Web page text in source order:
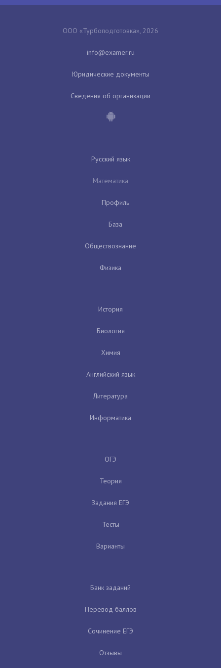
ООО «Турбоподготовка», 2026
Юридические документы
Сведения об организации
Русский язык
Математика
Профиль
База
Обществознание
Физика
История
Биология
Химия
Английский язык
Литература
Информатика
ОГЭ
Теория
Задания ЕГЭ
Тесты
Варианты
Банк заданий
Перевод баллов
Сочинение ЕГЭ
Отзывы